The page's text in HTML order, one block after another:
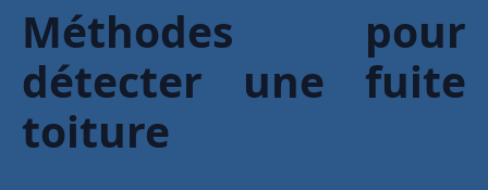
Méthodes pour
détecter une fuite
toiture